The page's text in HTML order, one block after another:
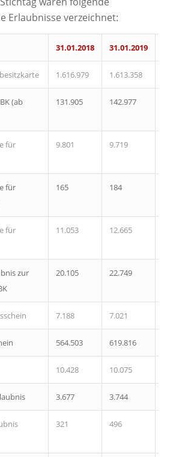
Erlaubnisse verzeichnet:
31.01.2018 31.01.2019
1.616.979 1.613.358
(ab
131.905 142.977
für
9.801 9.719
für
165 184
für
11.053 12.665
zur
20.105 22.749
7.188 7.021
564.503 619.816
10.428 10.075
3.677 3.744
321 496